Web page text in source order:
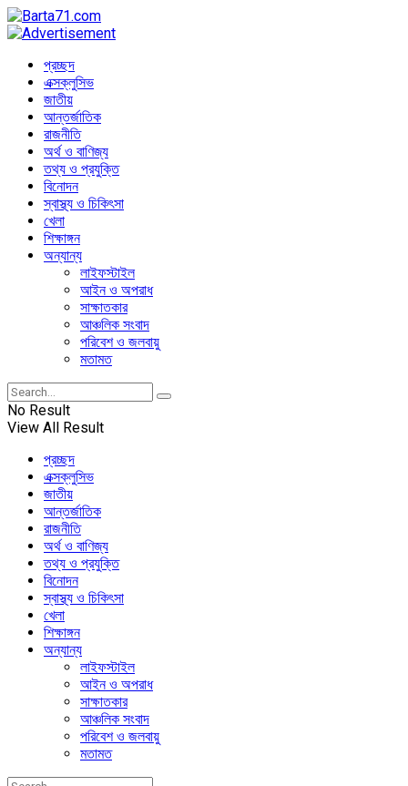
প্রচ্ছদ
এক্সক্লুসিভ
জাতীয়
আন্তর্জাতিক
রাজনীতি
অর্থ ও বাণিজ্য
তথ্য ও প্রযুক্তি
বিনোদন
স্বাস্থ্য ও চিকিৎসা
খেলা
শিক্ষাঙ্গন
অন্যান্য
লাইফস্টাইল
আইন ও অপরাধ
সাক্ষাতকার
আঞ্চলিক সংবাদ
পরিবেশ ও জলবায়ু
মতামত
No Result
View All Result
প্রচ্ছদ
এক্সক্লুসিভ
জাতীয়
আন্তর্জাতিক
রাজনীতি
অর্থ ও বাণিজ্য
তথ্য ও প্রযুক্তি
বিনোদন
স্বাস্থ্য ও চিকিৎসা
খেলা
শিক্ষাঙ্গন
অন্যান্য
লাইফস্টাইল
আইন ও অপরাধ
সাক্ষাতকার
আঞ্চলিক সংবাদ
পরিবেশ ও জলবায়ু
মতামত